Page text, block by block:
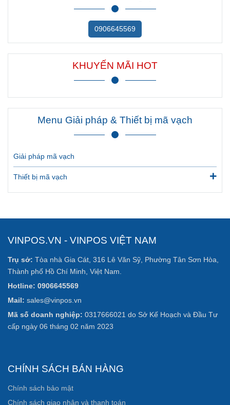
VINPOS.VN - VINPOS VIỆT NAM
Trụ sở: Tòa nhà Gia Cát, 316 Lê Văn Sỹ, Phường Tân Sơn Hòa,
Thành phố Hồ Chí Minh, Việt Nam.
Hotline: 0906645569
Mail: sales@vinpos.vn
Mã số doanh nghiệp: 0317666021 do Sở Kế Hoạch và Đầu Tư
cấp ngày 06 tháng 02 năm 2023
CHÍNH SÁCH BÁN HÀNG
Chính sách bảo mật
Chính sách giao nhận và thanh toán
0906645569
KHUYẾN MÃI HOT
Menu Giải pháp & Thiết bị mã vạch
Giải pháp mã vạch
Thiết bị mã vạch